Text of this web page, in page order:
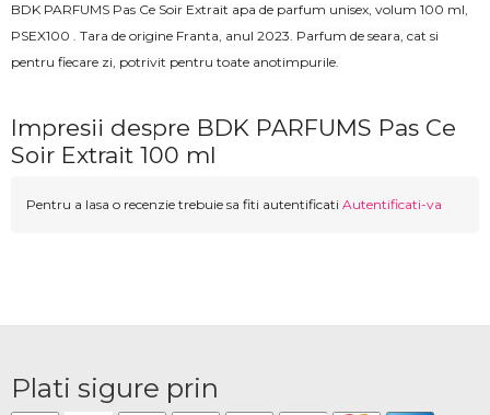
BDK PARFUMS Pas Ce Soir Extrait apa de parfum unisex, volum 100 ml,
PSEX100 . Tara de origine Franta, anul 2023. Parfum de seara, cat si
pentru fiecare zi, potrivit pentru toate anotimpurile.
Impresii despre BDK PARFUMS Pas Ce
Soir Extrait 100 ml
Pentru a lasa o recenzie trebuie sa fiti autentificati Autentificati-va
Plati sigure prin